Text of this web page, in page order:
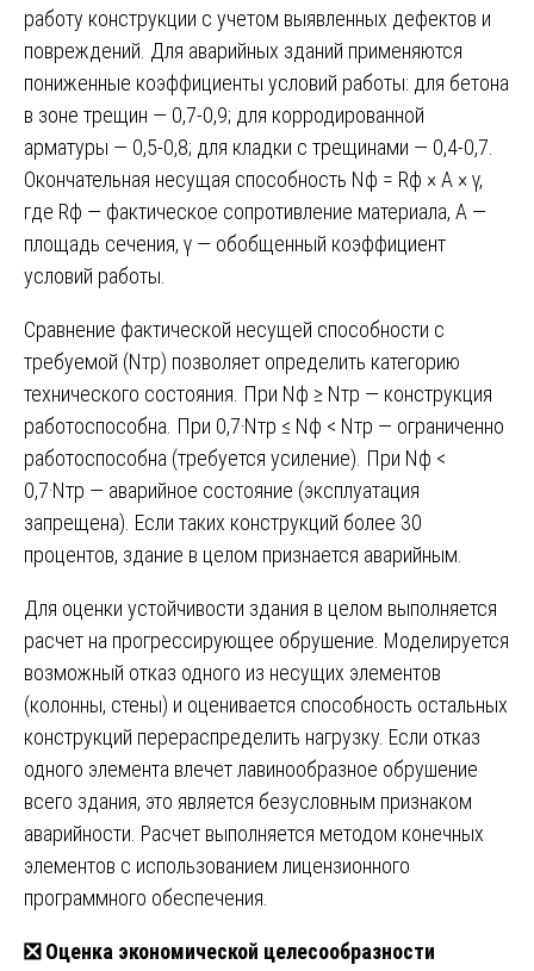
работу конструкции с учетом выявленных дефектов и
повреждений. Для аварийных зданий применяются
пониженные коэффициенты условий работы: для бетона
в зоне трещин — 0,7-0,9; для корродированной
арматуры — 0,5-0,8; для кладки с трещинами — 0,4-0,7.
Окончательная несущая способность Nф = Rф × A × γ,
где Rф — фактическое сопротивление материала, A —
площадь сечения, γ — обобщенный коэффициент
условий работы.
Сравнение фактической несущей способности с
требуемой (Nтр) позволяет определить категорию
технического состояния. При Nф ≥ Nтр — конструкция
работоспособна. При 0,7·Nтр ≤ Nф < Nтр — ограниченно
работоспособна (требуется усиление). При Nф <
0,7·Nтр — аварийное состояние (эксплуатация
запрещена). Если таких конструкций более 30
процентов, здание в целом признается аварийным.
Для оценки устойчивости здания в целом выполняется
расчет на прогрессирующее обрушение. Моделируется
возможный отказ одного из несущих элементов
(колонны, стены) и оценивается способность остальных
конструкций перераспределить нагрузку. Если отказ
одного элемента влечет лавинообразное обрушение
всего здания, это является безусловным признаком
аварийности. Расчет выполняется методом конечных
элементов с использованием лицензионного
программного обеспечения.
❎Оценка экономической целесообразности